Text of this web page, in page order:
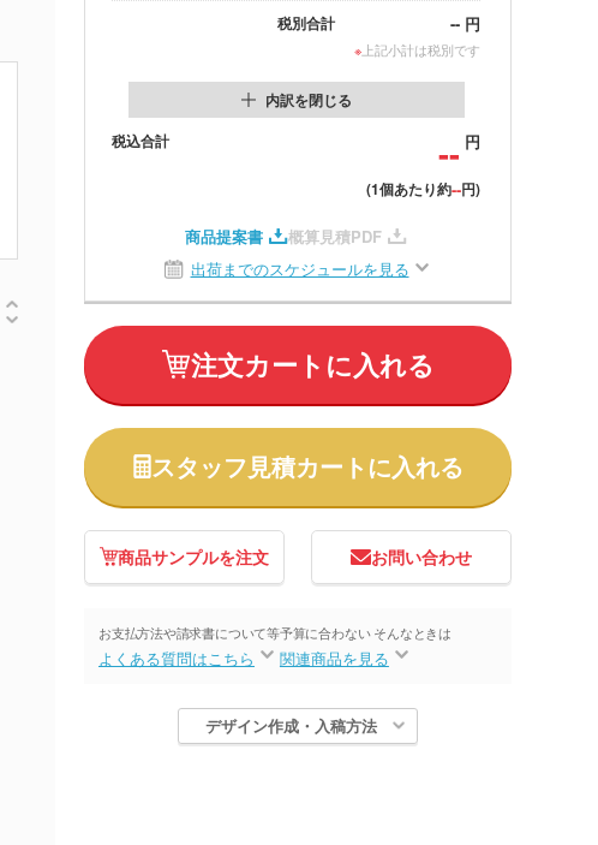
税別合計 -- 円
※ 上記小計は税別です
内訳を閉じる
税込合計
-- 円
(1個あたり約--円)
商品提案書
概算見積PDF
出荷までのスケジュールを見る
注文カートに入れる
スタッフ見積カートに入れる
商品サンプルを注文 お問い合わせ
お支払方法や請求書について等
よくある質問はこちら
予算に合わない そんなときは
関連商品を見る
デザイン作成・入稿方法